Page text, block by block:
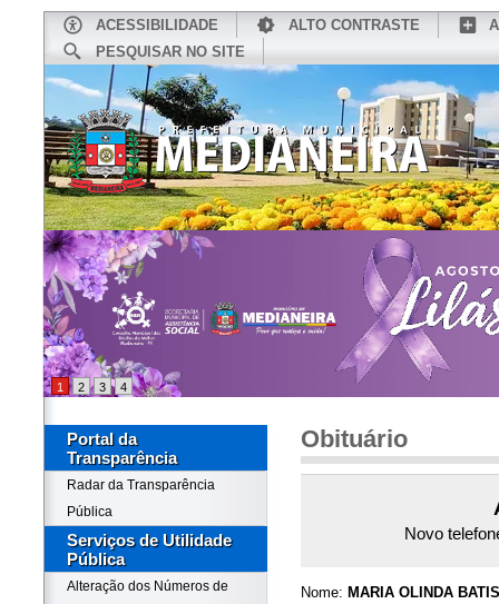
ACESSIBILIDADE ALTO CONTRASTE
PESQUISAR NO SITE
CONHEÇA MEDIANEIRA
1 2 3 4
Portal da
Transparência
Radar da Transparência
Pública
Serviços de Utilidade
Pública
Alteração dos Números de
Obituário
Novo
Nome: MARIA OLINDA